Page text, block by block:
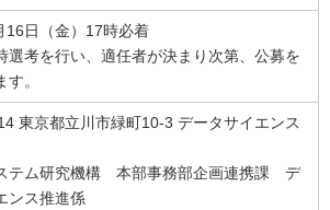
16日（金）17時必着
選考を行い、適任者が決まり次第、公募を
。
東京都立川市緑町10-3 データサイエンス
テム研究機構 本部事務部企画連携課 デ
ンス推進係